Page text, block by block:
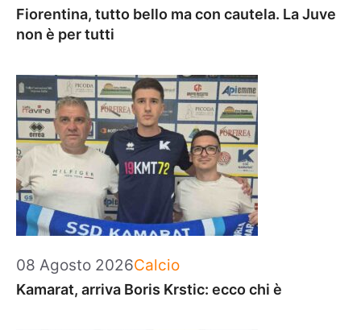
Fiorentina, tutto bello ma con cautela. La Juve
non è per tutti
08 Agosto 2026Categorie
Calcio
Kamarat, arriva Boris Krstic: ecco chi è